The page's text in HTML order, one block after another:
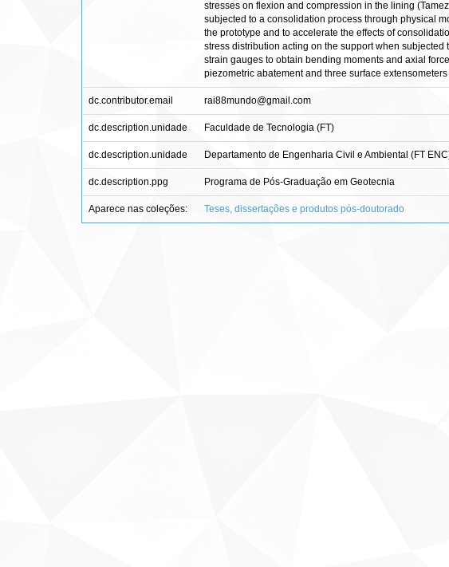
stresses on flexion and compression in the lining
subjected to a consolidation process through physical
the prototype and to accelerate the effects of
stress distribution acting on the support when
strain gauges to obtain bending moments and axial
piezometric abatement and three surface
dc.contributor.email rai88mundo@gmail.com
dc.description.unidade Faculdade de Tecnologia (FT)
dc.description.unidade Departamento de Engenharia Civil e Ambiental (FT
dc.description.ppg Programa de Pós-Graduação em Geotecnia
Aparece nas coleções: Teses, dissertações e produtos pós-doutorado